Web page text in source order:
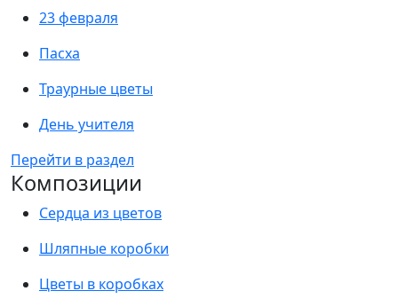
23 февраля
Пасха
Траурные цветы
День учителя
Перейти в раздел
Композиции
Сердца из цветов
Шляпные коробки
Цветы в коробках